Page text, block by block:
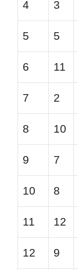
4 3
5 5
6 11
7 2
8 10
9 7
10 8
11 12
12 9